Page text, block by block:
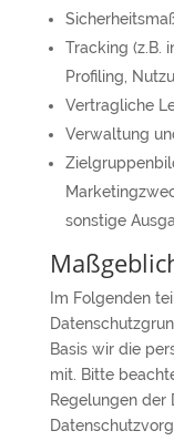
Tracking (z.B.
Profiling,
Vertragliche
Verwaltung
sonstige
Im Folgenden
Basis wir die
mit. Bitte
Regelungen der